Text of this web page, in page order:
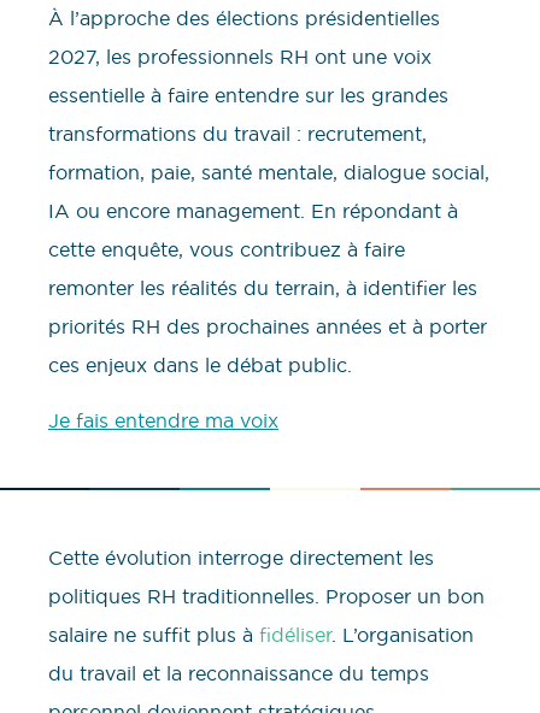
À l’approche des élections présidentielles
2027, les professionnels RH ont une voix
essentielle à faire entendre sur les grandes
transformations du travail : recrutement,
formation, paie, santé mentale, dialogue social,
IA ou encore management. En répondant à
cette enquête, vous contribuez à faire
remonter les réalités du terrain, à identifier les
priorités RH des prochaines années et à porter
ces enjeux dans le débat public.
Je fais entendre ma voix
Cette évolution interroge directement les
politiques RH traditionnelles. Proposer un bon
salaire ne suffit plus à fidéliser. L’organisation
du travail et la reconnaissance du temps